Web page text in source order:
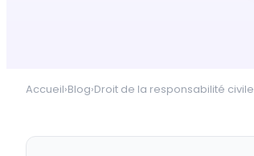
Accueil›Blog›Droit de la responsabilité civile